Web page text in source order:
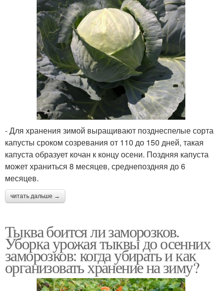
- Для хранения зимой выращивают позднеспелые сорта
капусты сроком созревания от 110 до 150 дней, такая
капуста образует кочан к концу осени. Поздняя капуста
может храниться 8 месяцев, среднепоздняя до 6
месяцев.
читать дальше →
Тыква боится ли заморозков.
Уборка урожая тыквы до осенних
заморозков: когда убирать и как
организовать хранение на зиму?